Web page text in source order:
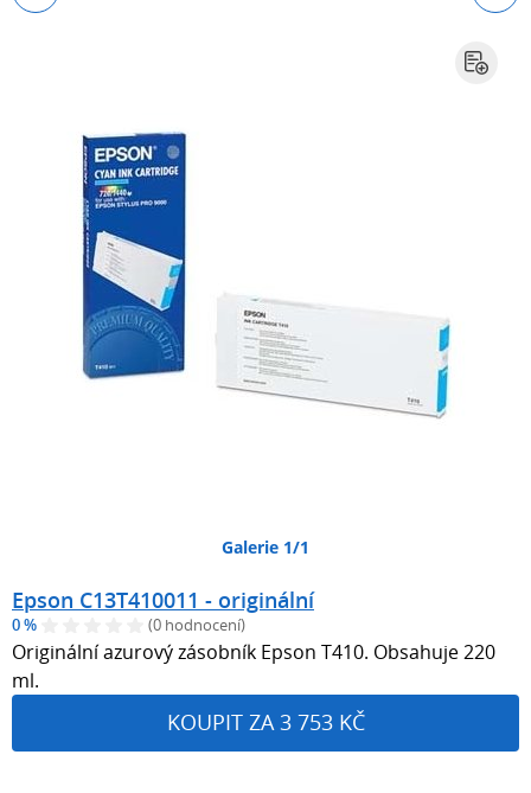
Galerie 1/1
Epson C13T410011 - originální
0 % (0 hodnocení)
Originální azurový zásobník Epson T410. Obsahuje 220
ml.
KOUPIT ZA 3 753 KČ